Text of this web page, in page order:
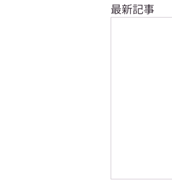
最新記事